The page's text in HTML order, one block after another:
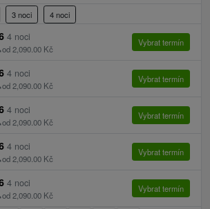
3 noci 4 noci
4 noci
od 2,090.00 Kč
Vybrat termín
4 noci
od 2,090.00 Kč
Vybrat termín
4 noci
od 2,090.00 Kč
Vybrat termín
4 noci
od 2,090.00 Kč
Vybrat termín
4 noci
od 2,090.00 Kč
Vybrat termín